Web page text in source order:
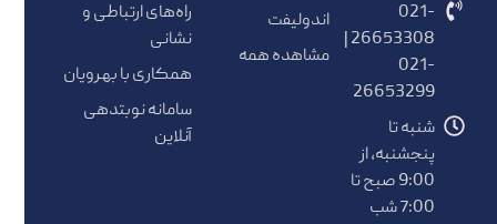
021-
021-
26653299
شنبه تا
پنجشنبه، از
9:00 صبح تا
7:00 شب
اندولیفت
مشاهده همه
راه‌های ارتباطی و
نشانی
همکاری با بهرویان
سامانه نوبتدهی
آنلاین